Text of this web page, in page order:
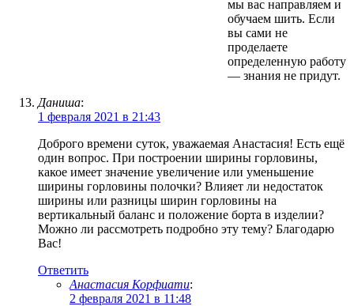
мы вас направляем и
обучаем шить. Если
вы сами не
проделаете
определенную работу
— знания не придут.
Даниша:
1 февраля 2021 в 21:43
Доброго времени суток, уважаемая Анастасия! Есть ещё
один вопрос. При построении ширины горловины,
какое имеет значение увеличение или уменьшение
ширины горловины полочки? Влияет ли недостаток
ширины или разницы ширин горловины на
вертикальный баланс и положение борта в изделии?
Можно ли рассмотреть подробно эту тему? Благодарю
Вас!
Ответить
Анастасия Корфиати:
2 февраля 2021 в 11:48